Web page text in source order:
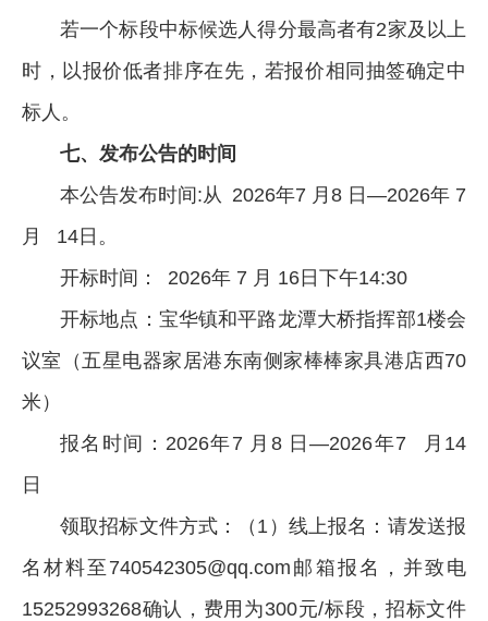
若一个标段中标候选人得分最高者有2家及以上
时，以报价低者排序在先，若报价相同抽签确定中
标人。
七、发布公告的时间
本公告发布时间:从 2026年7 月8 日—2026年 7
月 14日。
开标时间： 2026年 7 月 16日下午14:30
开标地点：宝华镇和平路龙潭大桥指挥部1楼会
议室（五星电器家居港东南侧家棒棒家具港店西70
米）
报名时间：2026年7 月8 日—2026年7 月14
日
领取招标文件方式：（1）线上报名：请发送报
名材料至740542305@qq.com邮箱报名，并致电
15252993268确认，费用为300元/标段，招标文件